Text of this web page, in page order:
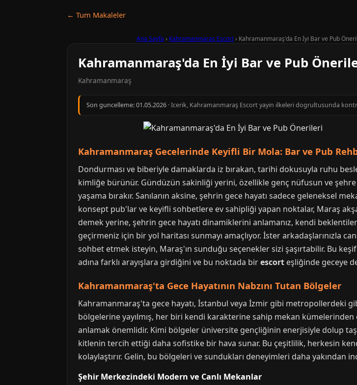
← Tum Makaleler
Ana Sayfa › Kahramanmaraş Escort› Kahramanmaraş'da En İyi Bar ve Pub
Kahramanmaraş'da En İyi Bar ve Pub
Kahramanmaraş
Son guncelleme:01.05.2026 · Icerik, Kahramanmaraş Escort yayin ilkeleri dogrultusunda
Kahramanmaraş Gecelerinde Keyifli Bir Mola: Bar ve Pub
Dondurması ve biberiyle damaklarda iz bırakan, tarihi dokusuyla ruhu
kimliğe bürünür. Gündüzün sakinliği yerini, özellikle genç nüfusun ve
yaşama bırakır. Sanılanın aksine, şehrin gece hayatı sadece geleneksel
konsept pub'lar ve keyifli sohbetlere ev sahipliği yapan noktalar, Maraş
demek yerine, şehrin gece hayatı dinamiklerini anlamanız, kendi
geçirmeniz için bir yol haritası sunmayı amaçlıyor. İster arkadaşlarınızla
sohbet etmek isteyin, Maraş'ın sunduğu seçenekler sizi şaşırtabilir. Bu
adına farklı arayışlara girdiğini ve bu noktada birescort eşliğinde geceye
Kahramanmaraş'ta Gece Hayatının Nabzını Tutan Bölgeler
Kahramanmaraş'ta gece hayatı, İstanbul veya İzmir gibi metropollerdeki
bölgelerine yayılmış, her biri kendi karakterine sahip mekan
anlamak önemlidir. Kimi bölgeler üniversite gençliğinin enerjisiyle dolup
kitlenin tercih ettiği daha sofistike bir hava sunar. Bu çeşitlilik, herkesin
kolaylaştırır. Gelin, bu bölgeleri ve sundukları deneyimleri daha yakından
Şehir Merkezindeki Modern ve Canlı Mekanlar